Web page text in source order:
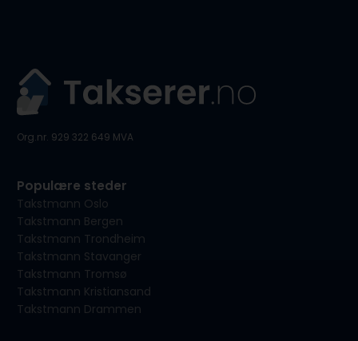
Org.nr. 929 322 649 MVA
Populære steder
Takstmann Oslo
Takstmann Bergen
Takstmann Trondheim
Takstmann Stavanger
Takstmann Tromsø
Takstmann Kristiansand
Takstmann Drammen